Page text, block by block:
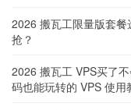
2026 搬瓦工限量版套
抢？
2026 搬瓦工 VPS买了
码也能玩转的 VPS 使用